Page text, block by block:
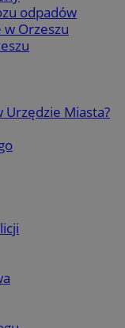
odpadów
w Orzeszu
Urzędzie Miasta?